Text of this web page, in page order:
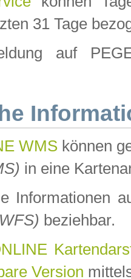
31 Tage
auf
WMS können
in eine
Informationen
beziehbar.
Version